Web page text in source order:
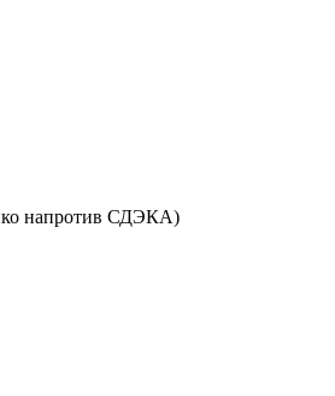
напротив СДЭКА)